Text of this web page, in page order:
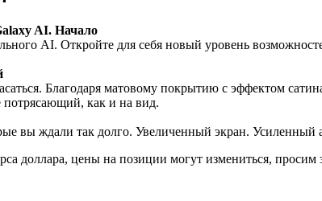
AI. Начало
AI. Откройте для себя новый уровень
Благодаря матовому покрытию с эффектом
как и на вид.
вы ждали так долго. Увеличенный экран.
доллара, цены на позиции могут измениться,